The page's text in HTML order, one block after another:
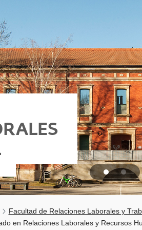
Facultad de Relaciones Laborales y
en Relaciones Laborales y Recursos